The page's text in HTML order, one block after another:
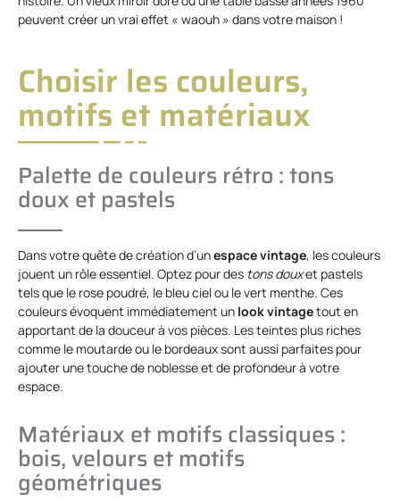
peuvent créer un vrai effet « waouh » dans votre maison !
Choisir les couleurs,
motifs et matériaux
Palette de couleurs rétro : tons
doux et pastels
Dans votre quête de création d’unespace vintage, les couleurs
jouent un rôle essentiel. Optez pour des tons douxet pastels
tels que le rose poudré, le bleu ciel ou le vert menthe. Ces
couleurs évoquent immédiatement un look vintagetout en
apportant de la douceur à vos pièces. Les teintes plus riches
comme le moutarde ou le bordeaux sont aussi parfaites pour
ajouter une touche de noblesse et de profondeur à votre
espace.
Matériaux et motifs classiques :
bois, velours et motifs
géométriques